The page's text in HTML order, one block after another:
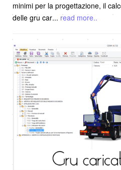
minimi per la progettazione, il
delle gru car... read more..